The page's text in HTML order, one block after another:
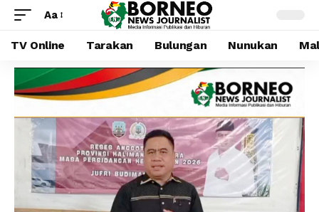
Aa
TV Online Tarakan Bulungan Nunukan